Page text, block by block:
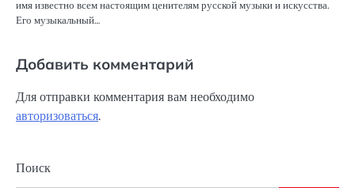
имя известно всем настоящим ценителям русской музыки и искусства.
Его музыкальный…
Добавить комментарий
Для отправки комментария вам необходимо
авторизоваться.
Поиск